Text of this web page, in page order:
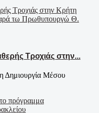
Τροχιάς στην...
Δημιουργία Μέσου